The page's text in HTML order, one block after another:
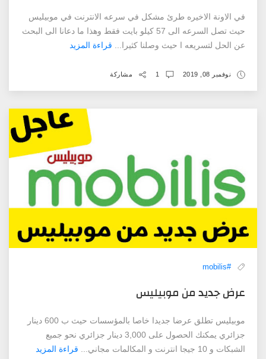
في الاونة الاخيره طرئ مشكل في سرعه الانترنت في موبيليس
حيث تصل السرعه الى 57 كيلو بايت فقط وهذا ما دعانا الى البحث
عن الحل لتسريعه ا حيث وصلنا كثيرا... قراءة المزيد
نوفمبر 08, 2019 1 مشاركة
#mobilis
عرض جديد من موبيليس
موبيليس تطلق عرضا جديدا خاصا بالمؤسسات حيث ب 600 دينار
جزائري يمكنك الحصول على 3,000 دينار جزائري نحو جميع
الشبكات و 10 جيجا انترنت و المكالمات مجاني...
قراءة المزيد